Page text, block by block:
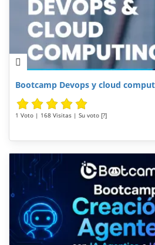
Bootcamp Devops y cloud
1 Voto | 168 Visitas | Su voto [?]